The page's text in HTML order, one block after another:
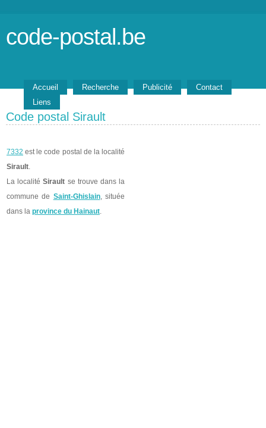
code-postal.be
Accueil Recherche Publicité
Contact
Liens
Code postal Sirault
7332 est le code postal de la localité
Sirault.
La localitéSirault se trouve dans la
commune de Saint-Ghislain, située
dans la province du Hainaut.